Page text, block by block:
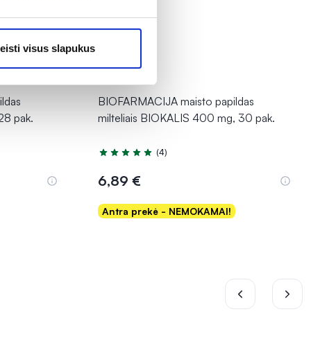
visus slapukus
pak.
BIOFARMACIJA maisto papildas
milteliais BIOKALIS 400 mg, 30 pak.
Įvertinimas 5.0 iš 5
(4)
6,89 €
Antra prekė - NEMOKAMAI!
Į krepšelį